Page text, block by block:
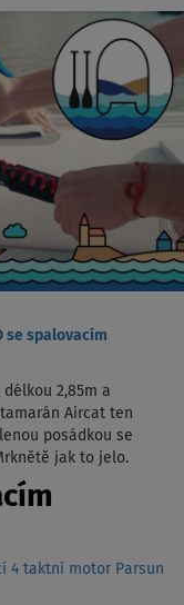
se spalovacím
délkou 2,85m a
Aircat ten
posádkou se
jak to jelo.
4 taktní motor Parsun